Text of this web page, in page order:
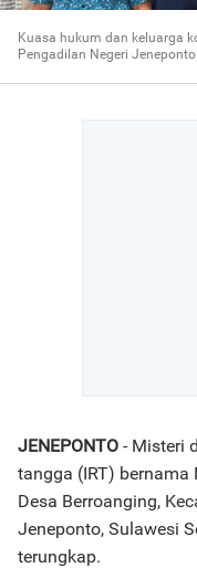
Kuasa hukum dan keluarga
Pengadilan Negeri
JENEPONTO - Misteri
tangga (IRT)
Desa Berroanging,
Jeneponto, Sulawesi
terungkap.